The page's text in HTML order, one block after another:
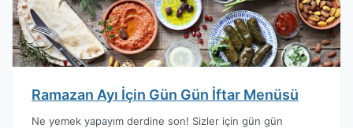
Ramazan Ayı İçin Gün Gün İftar Menüsü
Ne yemek yapayım derdine son! Sizler için gün gün